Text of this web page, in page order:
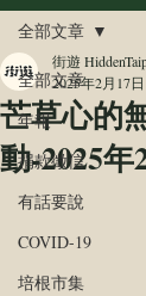
全部文章
年報
捐款徵信
有話要說
COVID-19
培根市集
全部文章
芒草心的
動-2025年
街遊
2025年2月17日